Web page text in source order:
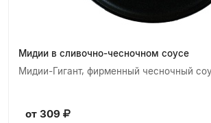
Мидии в сливочно-чесночном соусе
Мидии-Гигант, фирменный чесночный
от 309